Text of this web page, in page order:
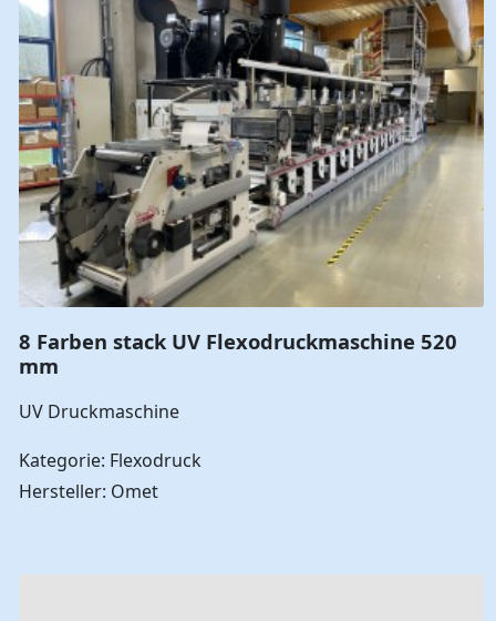
8 Farben stack UV Flexodruckmaschine 520
mm
UV Druckmaschine
Kategorie: Flexodruck
Hersteller: Omet